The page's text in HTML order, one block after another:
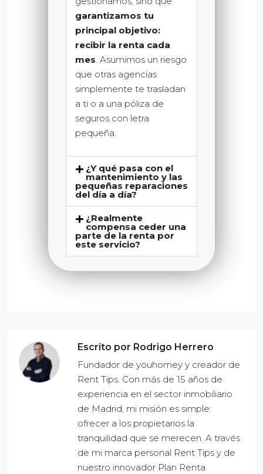
garantizamos tu
principal objetivo:
recibir la renta cada
mes. Asumimos un riesgo
que otras agencias
simplemente te trasladan
a ti o a una póliza de
seguros con letra
pequeña.
¿Y qué pasa con el
mantenimiento y las
pequeñas reparaciones
del día a día?
¿Realmente
compensa ceder una
parte de la renta por
este servicio?
Escrito por Rodrigo Herrero
Fundador de youhomey y creador de
Rent Tips. Con más de 15 años de
experiencia en el sector inmobiliario
de Madrid, mi misión es simple:
ofrecer a los propietarios la
tranquilidad que se merecen. A través
de mi marca personal Rent Tips y de
nuestro innovador Plan Renta